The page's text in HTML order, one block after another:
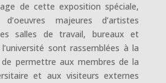
de cette exposition spéciale,
majeures d’artistes
salles de travail, bureaux et
sont rassemblées à la
de permettre aux membres de la
et aux visiteurs externes